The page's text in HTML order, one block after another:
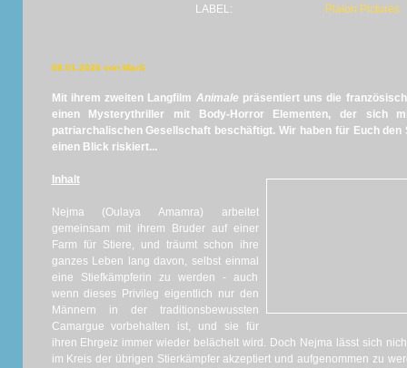
LABEL:
Plaion Pictures
08.01.2026 von MarS
Mit ihrem zweiten Langfilm Animale präsentiert uns die
einen Mysterythriller mit Body-Horror Elementen, der sich
patriarchalischen Gesellschaft beschäftigt. Wir haben für Euch
einen Blick riskiert...
Inhalt
Nejma (Oulaya Amamra) arbeitet
gemeinsam mit ihrem Bruder auf einer
Farm für Stiere, und träumt schon ihre
ganzes Leben lang davon, selbst einmal
eine Stiefkämpferin zu werden - auch
wenn dieses Privileg eigentlich nur den
Männern in der traditionsbewussten
Camargue vorbehalten ist, und sie für
ihren Ehrgeiz immer wieder belächelt wird. Doch Nejma lässt sich
im Kreis der übrigen Stierkämpfer akzeptiert und aufgenommen zu